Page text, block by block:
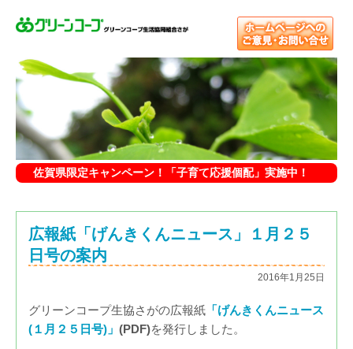
佐賀県限定キャンペーン！「子育て応援個配」実施中！
広報紙「げんきくんニュース」１月２５
日号の案内
2016年1月25日
グリーンコープ生協さがの広報紙 「げんきくんニュース
(１月２５ 日号)」 (PDF)を発行しました。